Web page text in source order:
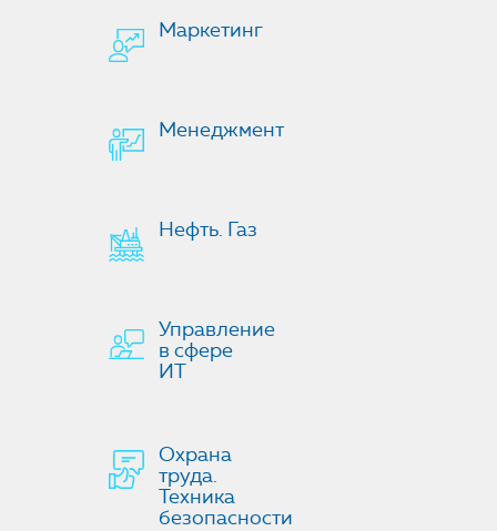
Маркетинг
Менеджмент
Нефть. Газ
Управление
в сфере
ИТ
Охрана
труда.
Техника
безопасности